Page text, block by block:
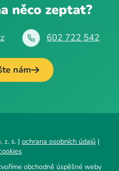
něco zeptat?
602 722 542
nám
z. s. | ochrana osobních údajů |
obchodně úspěšné weby